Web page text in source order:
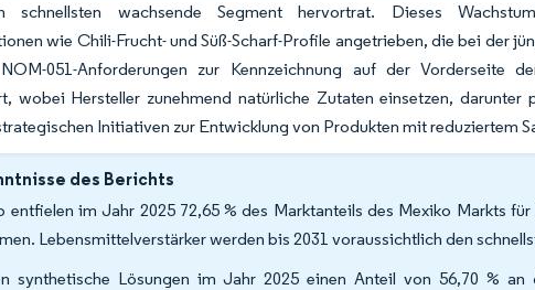
wachsende Segment hervortrat. Dieses
wie Chili-Frucht- und Süß-Scharf-Profile angetrieben, die bei der
051-Anforderungen zur Kennzeichnung auf der Vorderseite
wobei Hersteller zunehmend natürliche Zutaten einsetzen, darunter
Initiativen zur Entwicklung von Produkten mit reduziertem
des Berichts
entfielen im Jahr 2025 72,65 % des Marktanteils des Mexiko Markts
Lebensmittelverstärker werden bis 2031 voraussichtlich den
synthetische Lösungen im Jahr 2025 einen Anteil von 56,70 %